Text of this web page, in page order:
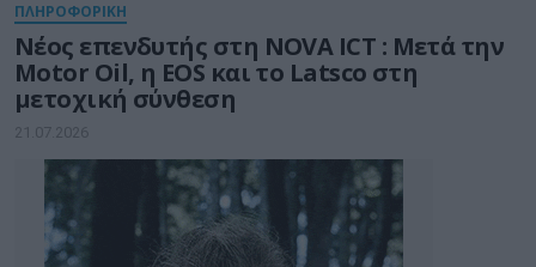
ΠΛΗΡΟΦΟΡΙΚΗ
Νέος επενδυτής στη NOVA ICT : Μετά την
Motor Oil, η EOS και το Latsco στη
μετοχική σύνθεση
21.07.2026